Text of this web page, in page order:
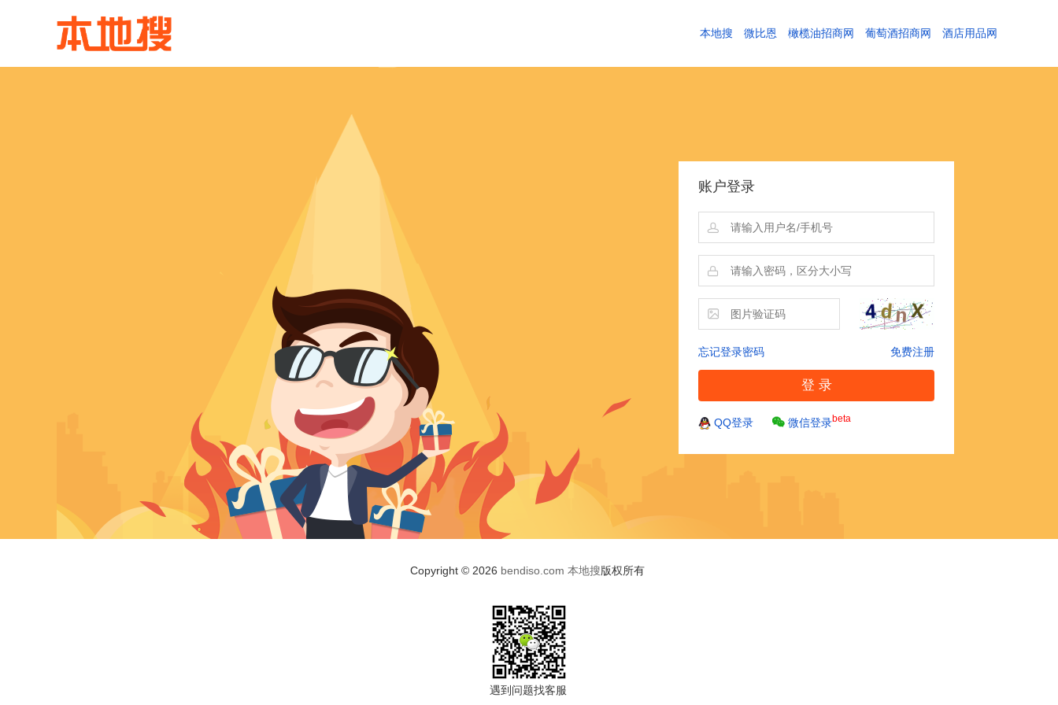
本地搜 微比恩 橄榄油招商网 葡萄酒招商网 酒店用品网
账户登录
忘记登录密码 免费注册
QQ登录 微信登录beta
Copyright © 2026 bendiso.com 本地搜版权所有
遇到问题找客服